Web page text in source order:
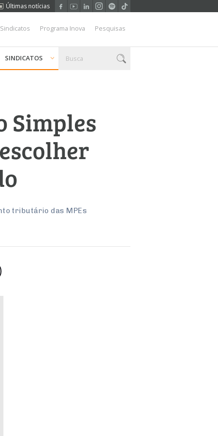
Últimas notícias
Programa Inova Pesquisas
SINDICATOS
Simples
tributário das MPEs